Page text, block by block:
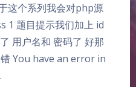
这个系列我会对php源
1 题目提示我们加上 id
用户名和 密码了 好那
You have an error in